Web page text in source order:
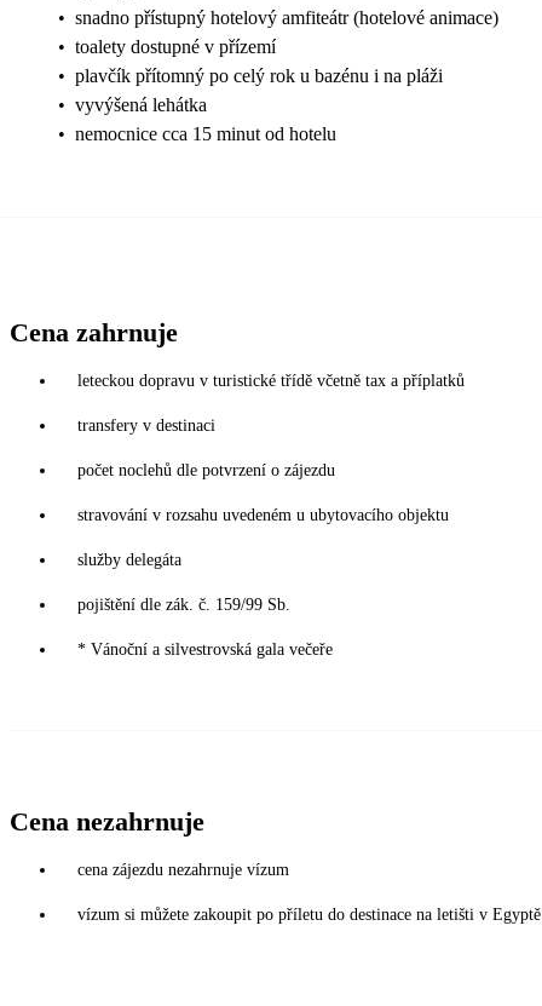
• snadno přístupný hotelový amfiteátr (hotelové animace)
• toalety dostupné v přízemí
• plavčík přítomný po celý rok u bazénu i na pláži
• vyvýšená lehátka
• nemocnice cca 15 minut od hotelu
Cena zahrnuje
leteckou dopravu v turistické třídě včetně tax a příplatků
transfery v destinaci
počet noclehů dle potvrzení o zájezdu
stravování v rozsahu uvedeném u ubytovacího objektu
služby delegáta
pojištění dle zák. č. 159/99 Sb.
* Vánoční a silvestrovská gala večeře
Cena nezahrnuje
cena zájezdu nezahrnuje vízum
vízum si můžete zakoupit po příletu do destinace na letišti v